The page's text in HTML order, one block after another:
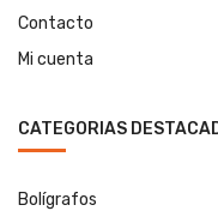
Contacto
Mi cuenta
CATEGORIAS
Bolígrafos